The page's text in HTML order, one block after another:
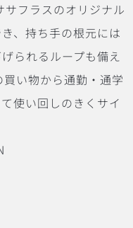
サフラスのオリジナル
、持ち手の根元には
られるループも備え
い物から通勤・通学
使い回しのきくサイ